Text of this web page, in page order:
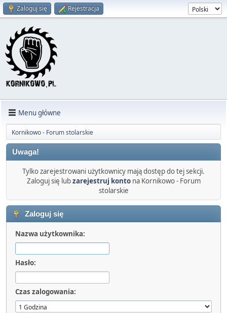
Zaloguj się Rejestracja
Menu główne
Kornikowo - Forum stolarskie
Uwaga!
Tylko zarejestrowani użytkownicy mają dostęp do tej sekcji.
Zaloguj się lubzarejestruj kontona Kornikowo - Forum
stolarskie
Zaloguj się
Nazwa użytkownika:
Hasło:
Czas zalogowania: